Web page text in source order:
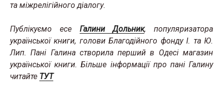
та міжрелігійного діалогу.
Публікуємо есе Галини Дольник, популяризатора
української книги, голови Благодійного фонду І. та Ю.
Лип. Пані Галина створила перший в Одесі магазин
української книги. Більше інформації про пані Галину
читайте ТУТ